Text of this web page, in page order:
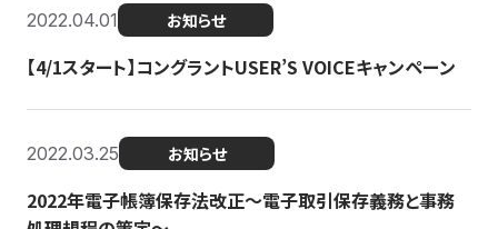
2022.04.01 お知らせ
【4/1スタート】コングラントUSER’S VOICEキャンペーン
2022.03.25 お知らせ
2022年電子帳簿保存法改正～電子取引保存義務と事務